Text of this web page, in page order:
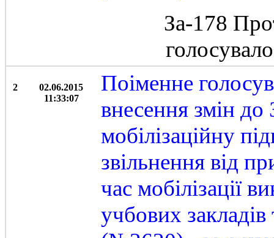
За-178
2
02.06.2015
11:33:07
Поіменне
внесення змін
мобілізаційну
звільнення від
час мобілізації
учбових закладів